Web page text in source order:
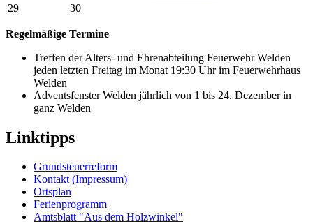
29 30
Regelmäßige Termine
Treffen der Alters- und Ehrenabteilung Feuerwehr Welden
jeden letzten Freitag im Monat 19:30 Uhr im Feuerwehrhaus
Welden
Adventsfenster Welden jährlich von 1 bis 24. Dezember in
ganz Welden
Linktipps
Grundsteuerreform
Kontakt (Impressum)
Ortsplan
Ferienprogramm
Amtsblatt "Aus dem Holzwinkel"